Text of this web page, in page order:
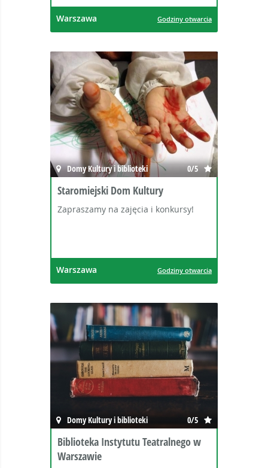
Warszawa Godziny otwarcia
Domy Kultury i biblioteki 0/5
Staromiejski Dom Kultury
Zapraszamy na zajęcia i konkursy!
Warszawa Godziny otwarcia
Domy Kultury i biblioteki 0/5
Biblioteka Instytutu Teatralnego w
Warszawie